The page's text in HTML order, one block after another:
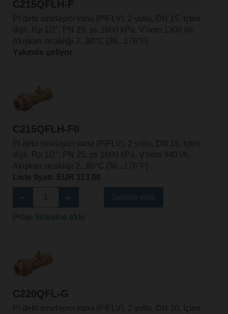
C215QFLH-F
PI debi sınırlayıcı vana (PIFLV), 2 yollu, DN 15, İçten
dişli, Rp 1/2", PN 25, ps 1600 kPa, V'nom 1300 l/h,
Akışkan sıcaklığı 2...80°C [36...176°F]
Yakında geliyor
C215QFLH-F0
PI debi sınırlayıcı vana (PIFLV), 2 yollu, DN 15, İçten
dişli, Rp 1/2", PN 25, ps 1600 kPa, V'nom 940 l/h,
Akışkan sıcaklığı 2...80°C [36...176°F]
Liste fiyatı: EUR 113,00
C220QFL-G
PI debi sınırlayıcı vana (PIFLV), 2 yollu, DN 20, İçten